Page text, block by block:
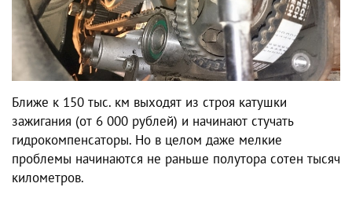
Ближе к 150 тыс. км выходят из строя катушки
зажигания (от 6 000 рублей) и начинают стучать
гидрокомпенсаторы. Но в целом даже мелкие
проблемы начинаются не раньше полутора сотен тысяч
километров.